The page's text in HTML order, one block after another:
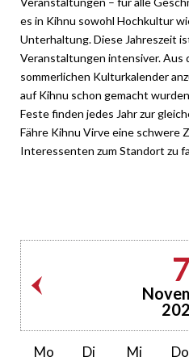
es in Kihnu sowohl Hochkultur
Unterhaltung. Diese Jahreszeit
Veranstaltungen intensiver. Aus
sommerlichen Kulturkalender
auf Kihnu schon gemacht
Feste finden jedes Jahr zur
Fähre Kihnu Virve eine schwere
Interessenten zum Standort zu
7
Mo Di Mi Do